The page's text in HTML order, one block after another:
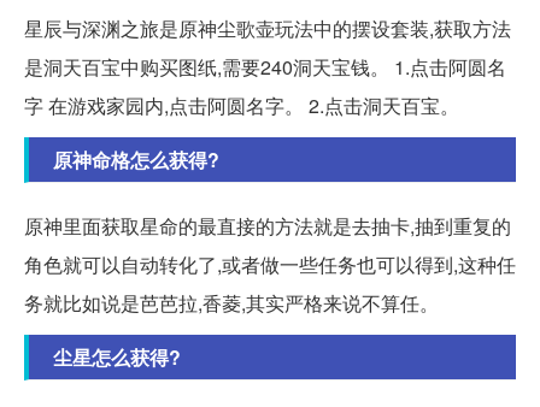
星辰与深渊之旅是原神尘歌壶玩法中的摆设套装,获取方法
是洞天百宝中购买图纸,需要240洞天宝钱。 1.点击阿圆名
字 在游戏家园内,点击阿圆名字。 2.点击洞天百宝。
原神命格怎么获得?
原神里面获取星命的最直接的方法就是去抽卡,抽到重复的
角色就可以自动转化了,或者做一些任务也可以得到,这种任
务就比如说是芭芭拉,香菱,其实严格来说不算任。
尘星怎么获得?